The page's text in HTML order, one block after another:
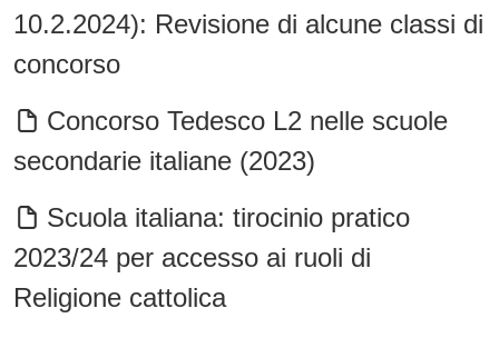
10.2.2024): Revisione di alcune classi di
concorso
Concorso Tedesco L2 nelle scuole
secondarie italiane (2023)
Scuola italiana: tirocinio pratico
2023/24 per accesso ai ruoli di
Religione cattolica